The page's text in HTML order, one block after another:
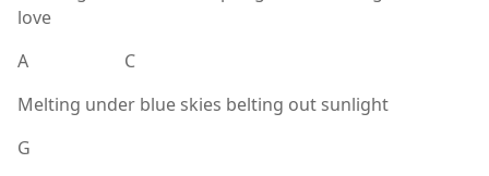
love
A C
Melting under blue skies belting out sunlight
G